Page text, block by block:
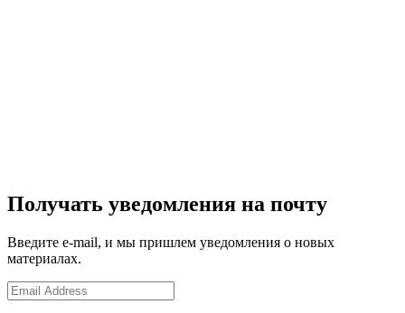
Получать уведомления на почту
Введите e-mail, и мы пришлем уведомления о новых
материалах.
Email
Address